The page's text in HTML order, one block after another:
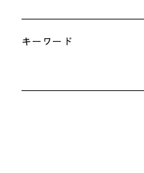
キーワード